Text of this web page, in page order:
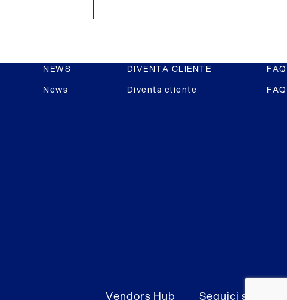
NEWS
News
DIVENTA CLIENTE
Diventa cliente
FAQ
FAQ
Vendors Hub Seguici su